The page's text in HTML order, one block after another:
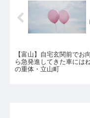
【富山】自宅玄関前でお
ら急発進してきた車には
の重体・立山町